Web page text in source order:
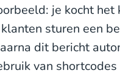
je kocht
sturen een
dit bericht
van